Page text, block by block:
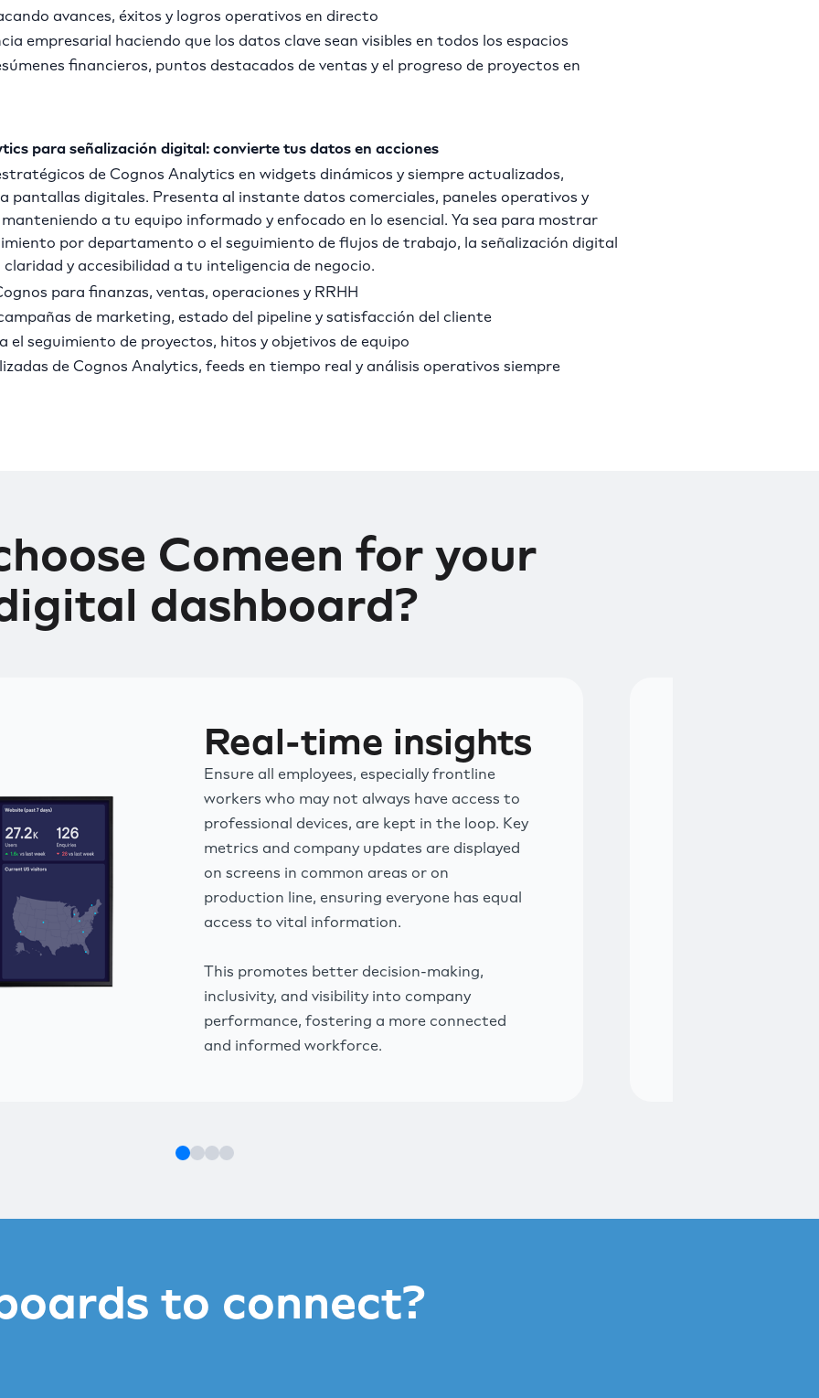
avances, éxitos y logros operativos en directo
empresarial haciendo que los datos clave sean visibles en todos los espacios
financieros, puntos destacados de ventas y el progreso de proyectos en
para señalización digital: convierte tus datos en acciones
de Cognos Analytics en widgets dinámicos y siempre actualizados,
pantallas digitales. Presenta al instante datos comerciales, paneles operativos y
a tu equipo informado y enfocado en lo esencial. Ya sea para mostrar
por departamento o el seguimiento de flujos de trabajo, la señalización digital
y accesibilidad a tu inteligencia de negocio.
para finanzas, ventas, operaciones y RRHH
de marketing, estado del pipeline y satisfacción del cliente
el seguimiento de proyectos, hitos y objetivos de equipo
de Cognos Analytics, feeds en tiempo real y análisis operativos siempre
Comeen for your
dashboard?
Real-time insights
Ensure all employees, especially frontline
workers who may not always have access to
professional devices, are kept in the loop. Key
metrics and company updates are displayed
on screens in common areas or on
production line, ensuring everyone has equal
access to vital information.
This promotes better decision-making,
inclusivity, and visibility into company
performance, fostering a more connected
and informed workforce.
to connect?